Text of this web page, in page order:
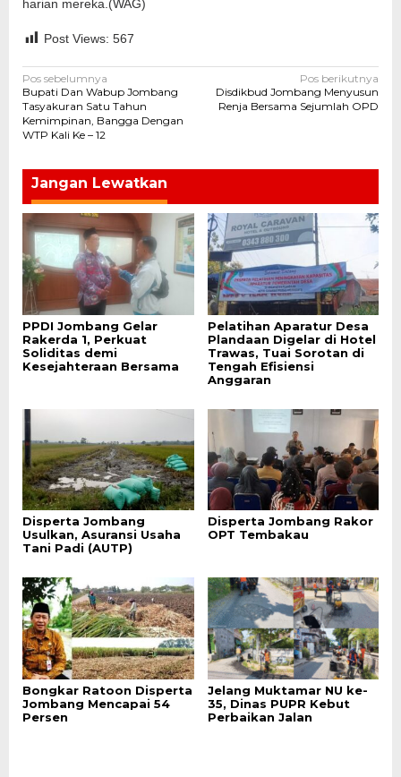
harian mereka.(WAG)
Post Views: 567
Navigasi
pos
Pos sebelumnya
Bupati Dan Wabup Jombang
Tasyakuran Satu Tahun
Kemimpinan, Bangga Dengan
WTP Kali Ke – 12
Pos berikutnya
Disdikbud Jombang Menyusun
Renja Bersama Sejumlah OPD
Jangan Lewatkan
PPDI Jombang Gelar
Rakerda 1, Perkuat
Soliditas demi
Kesejahteraan Bersama
Pelatihan Aparatur Desa
Plandaan Digelar di Hotel
Trawas, Tuai Sorotan di
Tengah Efisiensi
Anggaran
Disperta Jombang
Usulkan, Asuransi Usaha
Tani Padi (AUTP)
Disperta Jombang Rakor
OPT Tembakau
Bongkar Ratoon Disperta
Jombang Mencapai 54
Persen
Jelang Muktamar NU ke-
35, Dinas PUPR Kebut
Perbaikan Jalan